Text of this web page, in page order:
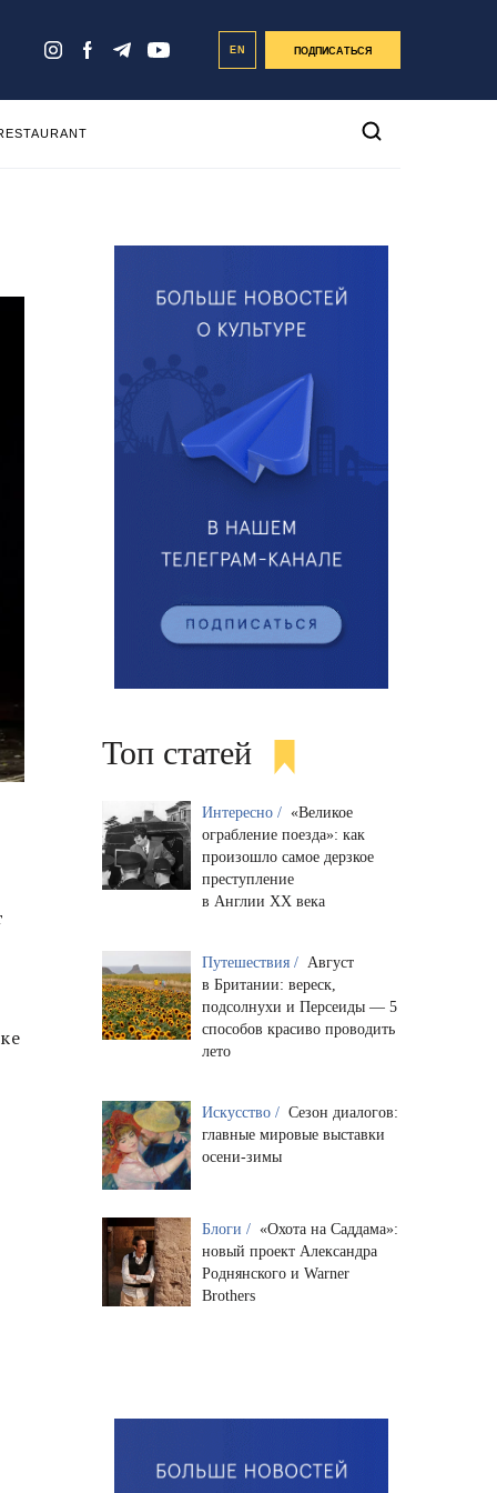
EN ПОДПИСАТЬСЯ
Топ статей
Интересно / «Великое
ограбление поезда»: как
произошло самое дерзкое
преступление
в Англии XX века
Путешествия / Август
в Британии: вереск,
подсолнухи и Персеиды — 5
способов красиво проводить
лето
Искусство / Сезон диалогов:
главные мировые выставки
осени-зимы
Блоги / «Охота на Саддама»:
новый проект Александра
Роднянского и Warner
Brothers